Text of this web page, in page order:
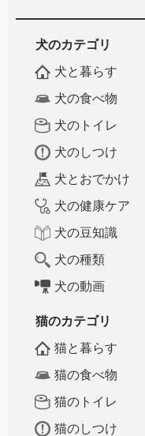
犬のカテゴリ
犬と暮らす
犬の食べ物
犬のトイレ
犬のしつけ
犬とおでかけ
犬の健康ケア
犬の豆知識
犬の種類
犬の動画
猫のカテゴリ
猫と暮らす
猫の食べ物
猫のトイレ
猫のしつけ